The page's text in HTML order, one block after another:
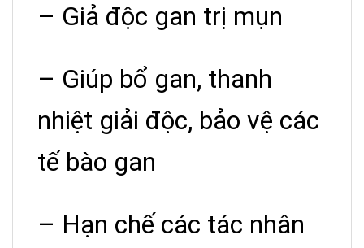
– Giả độc gan trị mụn
– Giúp bổ gan, thanh
nhiệt giải độc, bảo vệ các
tế bào gan
– Hạn chế các tác nhân